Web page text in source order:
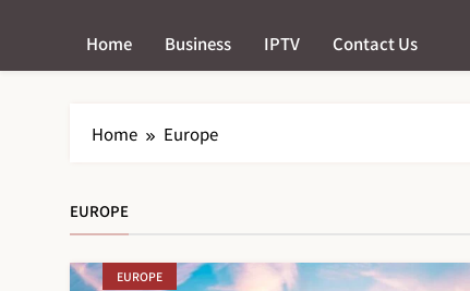
Home Business IPTV Contact Us
Home Europe
EUROPE
EUROPE